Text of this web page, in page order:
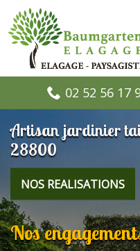
02 52 56 17
Artisan jardinier
28800
NOS REALISATIONS
Nos